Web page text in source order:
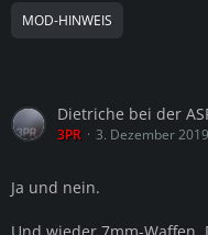
MOD-HINWEIS
Dietriche bei der
3PR 3. Dezember 2019
Ja und nein.